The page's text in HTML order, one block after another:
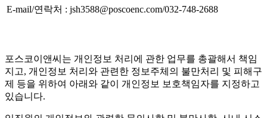
E-mail/연락처 : jsh3588@poscoenc.com/032-748-2688
포스코이앤씨는 개인정보 처리에 관한 업무를 총괄해서 책임
지고, 개인정보 처리와 관련한 정보주체의 불만처리 및 피해구
제 등을 위하여 아래와 같이 개인정보 보호책임자를 지정하고
있습니다.